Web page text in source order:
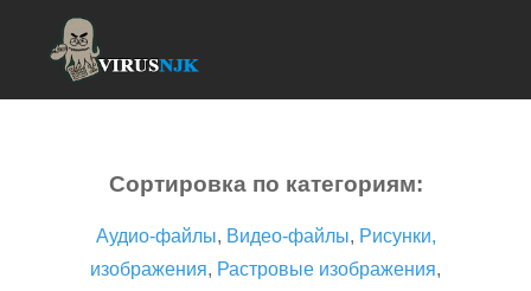
Сортировка по категориям:
Аудио-файлы, Видео-файлы, Рисунки,
изображения, Растровые изображения,